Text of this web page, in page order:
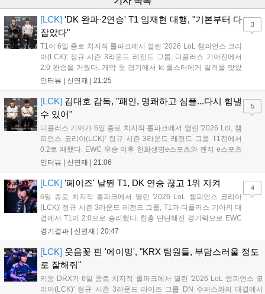
[LCK] 'DK 완파·2연승' T1 임재현 대행, "기본부터 다
잡았다"
T1이 6일 종로 치지직 롤파크에서 열린 '2026 LoL 챔피언스 코리
아(LCK)' 정규 시즌 3라운드 레전드 그룹, 디플러스 기아전에서
2:0 완승을 거뒀다. 개막 첫 경기에서 kt 롤스터에게 일격을 맞았
지만, 젠지 e스포츠의 홈 경기에서 원정 승리를 챙기며 분위기를
한 모습이었다. 다음은...
인터뷰 | 신연재 | 21:25
3
[LCK] 김대호 감독, "패인, 명쾌하고 심플...다시 힘낼
수 있어"
디플러스 기아가 6일 종로 치지직 롤파크에서 열린 '2026 LoL 챔
피언스 코리아(LCK)' 정규 시즌 3라운드 레전드 그룹 T1전에서
0:2로 패했다. EWC 우승 이후 한화생명e스포츠와 젠지 e스포츠
를 잡아내며 기세를 끌어올렸지만, 경기력이 제 궤도에 오른 T1은
"오늘 져서 너무 아쉽다"...
인터뷰 | 신연재 | 21:06
5
[LCK] '페이즈' 날뛴 T1, DK 연승 끊고 1위 지켜
6일 종로 치지직 롤파크에서 열린 '2026 LoL 챔피언스 코리아
(LCK)' 정규 시즌 3라운드 레전드 그룹, T1과 디플러스 기아의 대
결에서 T1이 2:0으로 승리했다. 한층 단단해진 경기력으로 EWC
우승을 기점으로 파죽지세의 연승을 이어가던 디플러스 기아를
T1은 첫 드래곤을 두드렸...
경기결과 | 신연재 | 20:47
4
[LCK] 웃음꽃 핀 '에이밍', "KRX 팀원들, 부담스러울 정도
로 잘해줘"
키움 DRX가 6일 종로 치지직 롤파크에서 열린 '2026 LoL 챔피언스 코
리아(LCK)' 정규 시즌 3라운드 라이즈 그룹 DN 수퍼스와의 대결에서